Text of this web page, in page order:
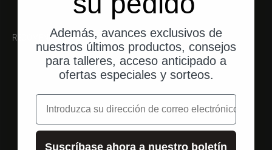
RECOMENDACIONESAdemás, avances exclusivos de
nuestros últimos productos, consejos
para talleres, acceso anticipado a
ofertas especiales y sorteos.
correo electrónico
Suscríbase ahora a nuestro boletín